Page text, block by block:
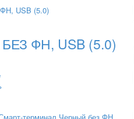
ФН, USB (5.0)